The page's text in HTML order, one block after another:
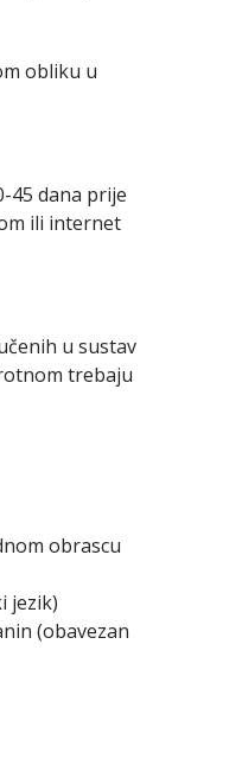
obliku u
45 dana prije
ili internet
u sustav
trebaju
obrascu
jezik)
(obavezan